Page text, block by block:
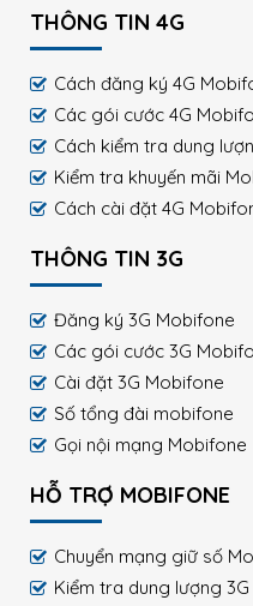
THÔNG TIN 4G
Cách đăng ký 4G
Các gói cước 4G
Cách kiểm tra dung
Kiểm tra khuyến mãi
Cách cài đặt 4G
THÔNG TIN 3G
Đăng ký 3G Mobifone
Các gói cước 3G
Cài đặt 3G Mobifone
Số tổng đài mobifone
Gọi nội mạng Mobifone
HỖ TRỢ MOBIFONE
Chuyển mạng giữ số
Kiểm tra dung lượng